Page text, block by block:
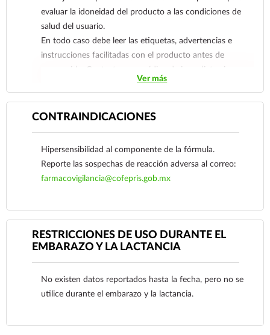
evaluar la idoneidad del producto a las condiciones de
salud del usuario.
En todo caso debe leer las etiquetas, advertencias e
instrucciones facilitadas con el producto antes de
consumirlo. Contacte a su médico de inmediato si
sospecha que tiene un problema de salud.
Ver más
CONTRAINDICACIONES
Hipersensibilidad al componente de la fórmula.
Reporte las sospechas de reacción adversa al correo:
farmacovigilancia@cofepris.gob.mx
Ver más
RESTRICCIONES DE USO DURANTE EL
EMBARAZO Y LA LACTANCIA
No existen datos reportados hasta la fecha, pero no se
utilice durante el embarazo y la lactancia.